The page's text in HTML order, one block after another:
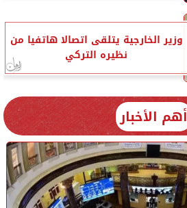
وزير الخارجية يتلقى اتصالا هاتفيا من
نظيره التركي
أهم الأخبار